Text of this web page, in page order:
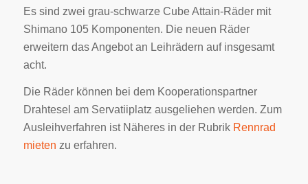
Es sind zwei grau-schwarze Cube Attain-Räder mit
Shimano 105 Komponenten. Die neuen Räder
erweitern das Angebot an Leihrädern auf insgesamt
acht.
Die Räder können bei dem Kooperationspartner
Drahtesel am Servatiiplatz ausgeliehen werden. Zum
Ausleihverfahren ist Näheres in der Rubrik Rennrad
mieten zu erfahren.